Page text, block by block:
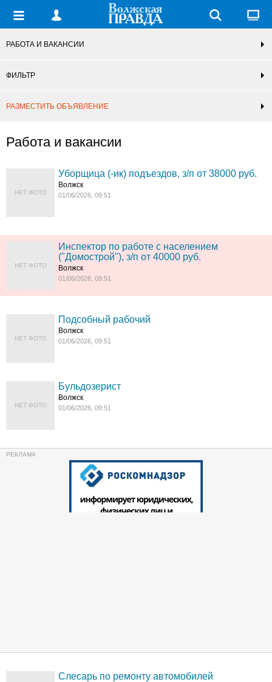
РАБОТА И ВАКАНСИИ
ФИЛЬТР
РАЗМЕСТИТЬ ОБЪЯВЛЕНИЕ
Работа и вакансии
НЕТ ФОТО
Уборщица (-ик) подъездов, з/п от 38000 руб.
Волжск
01/06/2026, 09:51
НЕТ ФОТО
Инспектор по работе с населением
("Домострой"), з/п от 40000 руб.
Волжск
01/06/2026, 09:51
НЕТ ФОТО
Подсобный рабочий
Волжск
01/06/2026, 09:51
НЕТ ФОТО
Бульдозерист
Волжск
01/06/2026, 09:51
Слесарь по ремонту автомобилей